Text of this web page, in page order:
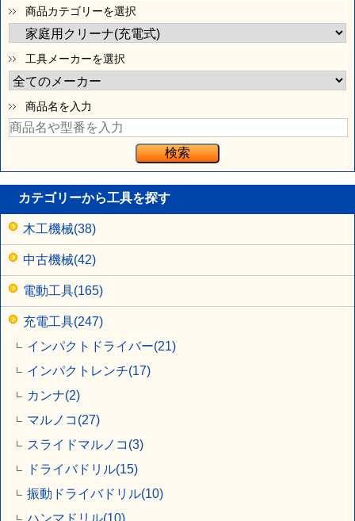
商品カテゴリーを選択
工具メーカーを選択
商品名を入力
カテゴリーから工具を探す
木工機械(38)
中古機械(42)
電動工具(165)
充電工具(247)
インパクトドライバー(21)
インパクトレンチ(17)
カンナ(2)
マルノコ(27)
スライドマルノコ(3)
ドライバドリル(15)
振動ドライバドリル(10)
ハンマドリル(10)